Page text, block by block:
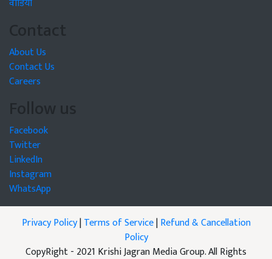
Contact
About Us
Contact Us
Careers
Follow us
Facebook
Twitter
LinkedIn
Instagram
WhatsApp
Privacy Policy|Terms of Service|Refund & Cancellation
Policy
CopyRight - 2021 Krishi Jagran Media Group. All Rights